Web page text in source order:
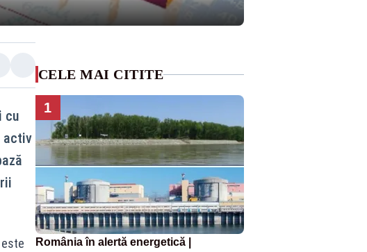
cu
activ
CELE MAI CITITE
1
România în alertă energetică |